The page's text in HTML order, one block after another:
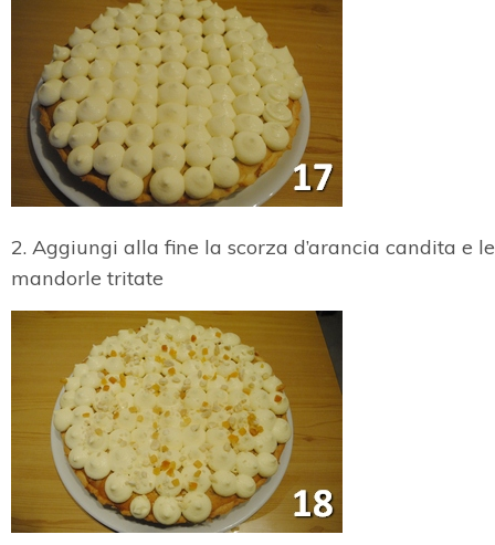
2. Aggiungi alla fine la scorza d’arancia candita e le
mandorle tritate